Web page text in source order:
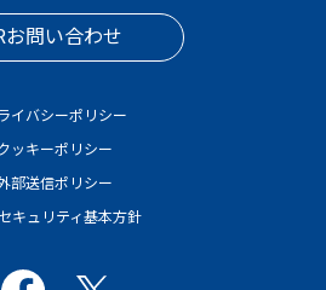
お問い合わせ
イバシーポリシー
ッキーポリシー
部送信ポリシー
キュリティ基本方針